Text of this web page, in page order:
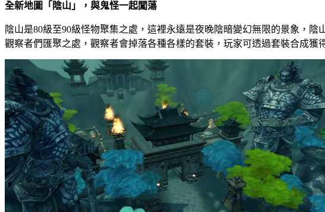
全新地圖「陰山」，與鬼怪一起闖蕩
陰山是80級至90級怪物聚集之處，這裡永遠是夜晚陰暗變幻無限的景象，
觀察者們匯聚之處，觀察者會掉落各種各樣的套裝，玩家可透過套裝合成獲